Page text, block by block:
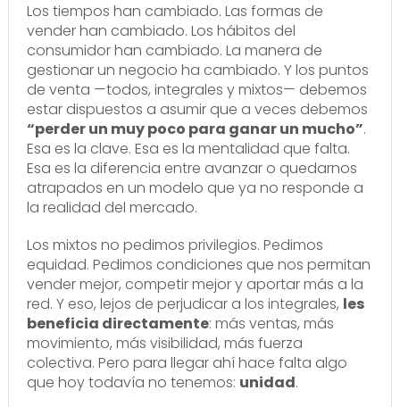
Los tiempos han cambiado. Las formas de
vender han cambiado. Los hábitos del
consumidor han cambiado. La manera de
gestionar un negocio ha cambiado. Y los puntos
de venta —todos, integrales y mixtos— debemos
estar dispuestos a asumir que a veces debemos
“perder un muy poco para ganar un mucho”.
Esa es la clave. Esa es la mentalidad que falta.
Esa es la diferencia entre avanzar o quedarnos
atrapados en un modelo que ya no responde a
la realidad del mercado.
Los mixtos no pedimos privilegios. Pedimos
equidad. Pedimos condiciones que nos permitan
vender mejor, competir mejor y aportar más a la
red. Y eso, lejos de perjudicar a los integrales, les
beneficia directamente: más ventas, más
movimiento, más visibilidad, más fuerza
colectiva. Pero para llegar ahí hace falta algo
que hoy todavía no tenemos: unidad.